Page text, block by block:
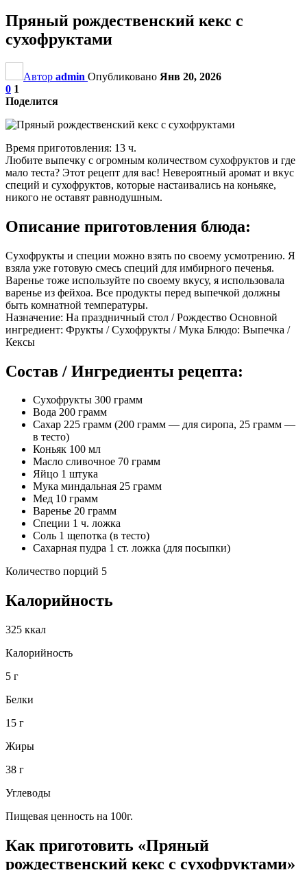
Пряный рождественский кекс с
сухофруктами
Автор admin Опубликовано Янв 20, 2026
0 1
Поделится
Время приготовления: 13 ч.
Любите выпечку с огромным количеством сухофруктов и где
мало теста? Этот рецепт для вас! Невероятный аромат и вкус
специй и сухофруктов, которые настаивались на коньяке,
никого не оставят равнодушным.
Описание приготовления блюда:
Сухофрукты и специи можно взять по своему усмотрению. Я
взяла уже готовую смесь специй для имбирного печенья.
Варенье тоже используйте по своему вкусу, я использовала
варенье из фейхоа. Все продукты перед выпечкой должны
быть комнатной температуры.
Назначение: На праздничный стол / Рождество Основной
ингредиент: Фрукты / Сухофрукты / Мука Блюдо: Выпечка /
Кексы
Состав / Ингредиенты рецепта:
Сухофрукты 300 грамм
Вода 200 грамм
Сахар 225 грамм (200 грамм — для сиропа, 25 грамм —
в тесто)
Коньяк 100 мл
Масло сливочнoe 70 грамм
Яйцо 1 штука
Мука миндальная 25 грамм
Мед 10 грамм
Варенье 20 грамм
Специи 1 ч. ложка
Соль 1 щепотка (в тесто)
Сахарная пудра 1 ст. ложка (для посыпки)
Количество порций 5
Калорийность
325 ккал
Калорийность
5 г
Белки
15 г
Жиры
38 г
Углеводы
Пищевая ценность на 100г.
Как приготовить «Пряный
рождественский кекс с сухофруктами»